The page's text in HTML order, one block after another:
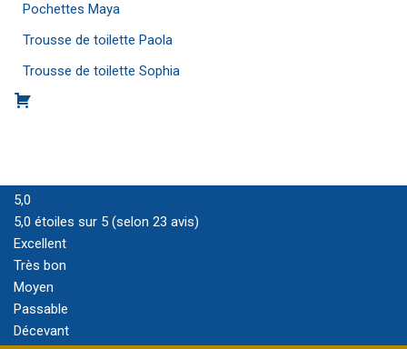
Pochettes Maya
Trousse de toilette Paola
Trousse de toilette Sophia
5,0
5,0 étoiles sur 5 (selon 23 avis)
Excellent
Très bon
Moyen
Passable
Décevant